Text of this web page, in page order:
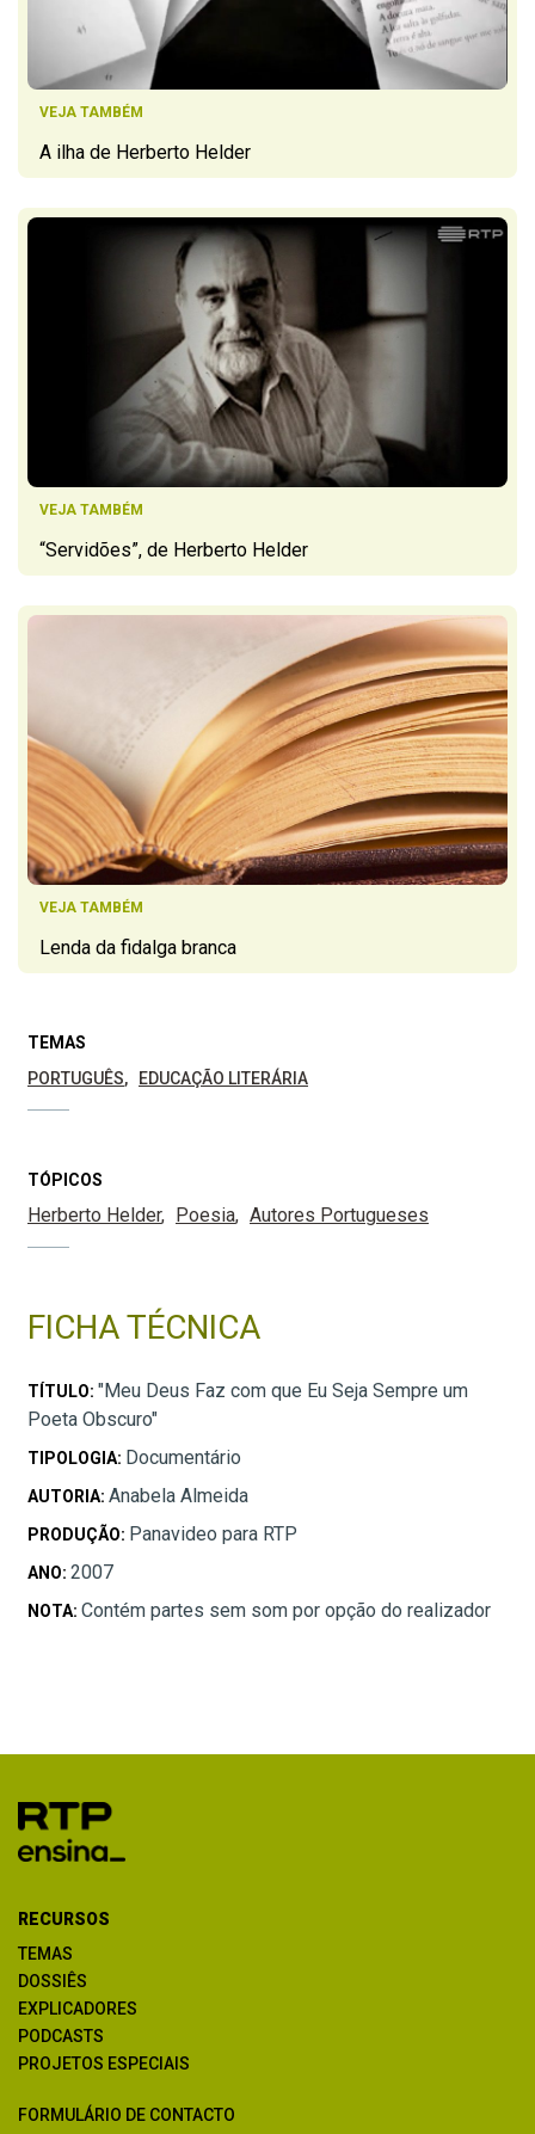
VEJA TAMBÉM
A ilha de Herberto Helder
VEJA TAMBÉM
“Servidões”, de Herberto Helder
VEJA TAMBÉM
Lenda da fidalga branca
TEMAS
PORTUGUÊS
EDUCAÇÃO LITERÁRIA
TÓPICOS
Herberto Helder Poesia Autores Portugueses
FICHA TÉCNICA
TÍTULO: "Meu Deus Faz com que Eu Seja Sempre um
Poeta Obscuro"
TIPOLOGIA: Documentário
AUTORIA: Anabela Almeida
PRODUÇÃO: Panavideo para RTP
ANO: 2007
NOTA: Contém partes sem som por opção do realizador
RECURSOS
TEMAS
DOSSIÊS
EXPLICADORES
PODCASTS
PROJETOS ESPECIAIS
FORMULÁRIO DE CONTACTO